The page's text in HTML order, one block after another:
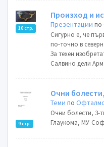
10 стр.
Произход и
Презентации по
Сигурно е, че
по-точно в
За техен
Салвино дели
9 стр.
Очни
Теми по
Очни болести, 3-
Глаукома, МУ-